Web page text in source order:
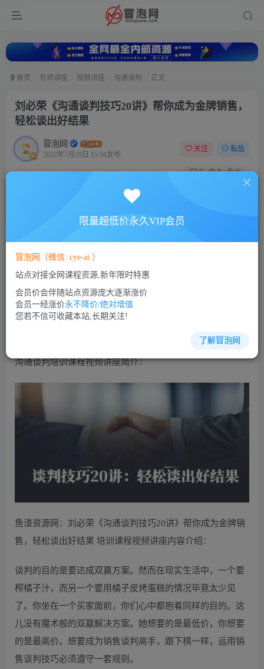
首页 名师讲座 视频讲座 沟通谈判 正文
刘必荣《沟通谈判技巧20讲》帮你成为金牌销售，
轻松谈出好结果
冒泡网
2022年7月19日 15:34发布
关注 私信
0 8 0
此内容为付费资源，请付费后查看
5
VIP会员
立即购买
您当前未登录！建议登陆后购买，可保存购买订单
沟通谈判培训课程视频讲座简介：
鱼渣资源网：刘必荣《沟通谈判技巧20讲》帮你成为金牌销
售，轻松谈出好结果 培训课程视频讲座内容介绍：
谈判的目的是要达成双赢方案。然而在现实生活中，一个要
榨橘子汁，而另一个要用橘子皮烤蛋糕的情况毕竟太少见
了。你坐在一个买家面前，你们心中都抱着同样的目的。这
儿没有魔术般的双赢解决方案。她想要的是最低价，你想要
的是最高价。想要成为销售谈判高手，跟下棋一样，运用销
售谈判技巧必须遵守一套规则。
限量超低价永久VIP会员
冒泡网（微信: cye-ai ）
站点对接全网课程资源,新年限时特惠
会员价会伴随站点资源庞大逐渐涨价
会员一经涨价永不降价/绝对增值
您若不信可收藏本站,长期关注!
了解冒泡网